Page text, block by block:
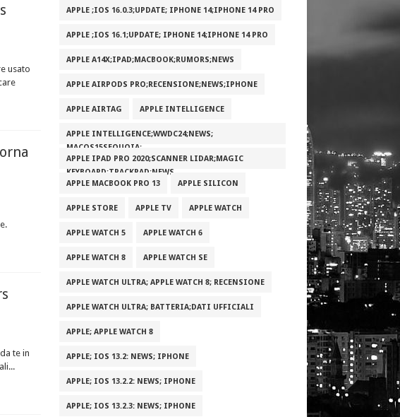
usato
te in
APPLE ;IOS 16.0.3;UPDATE; IPHONE 14;IPHONE 14 PRO
APPLE ;IOS 16.1;UPDATE; IPHONE 14;IPHONE 14 PRO
APPLE A14X;IPAD;MACBOOK;RUMORS;NEWS
APPLE AIRPODS PRO;RECENSIONE;NEWS;IPHONE
APPLE AIRTAG APPLE INTELLIGENCE
APPLE INTELLIGENCE;WWDC24;NEWS;
MACOS15SEQUOIA;
APPLE IPAD PRO 2020;SCANNER LIDAR;MAGIC
KEYBOARD;TRACKPAD;NEWS
APPLE MACBOOK PRO 13
APPLE SILICON
APPLE STORE APPLE TV APPLE WATCH
APPLE WATCH 5 APPLE WATCH 6
APPLE WATCH 8 APPLE WATCH SE
APPLE WATCH ULTRA; APPLE WATCH 8; RECENSIONE
APPLE WATCH ULTRA; BATTERIA;DATI UFFICIALI
APPLE; APPLE WATCH 8
APPLE; IOS 13.2: NEWS; IPHONE
APPLE; IOS 13.2.2: NEWS; IPHONE
APPLE; IOS 13.2.3: NEWS; IPHONE